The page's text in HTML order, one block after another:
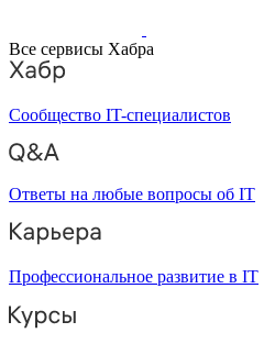
Все сервисы Хабра
Сообщество IT-специалистов
Ответы на любые вопросы об IT
Профессиональное развитие в IT